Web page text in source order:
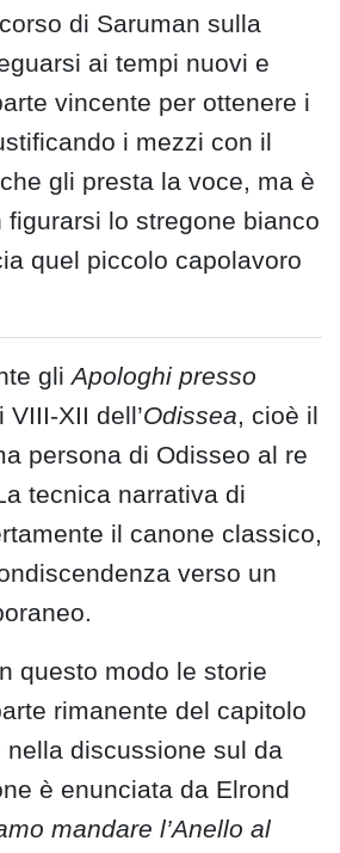
di Saruman sulla
ai tempi nuovi e
vincente per ottenere i
i mezzi con il
gli presta la voce, ma è
figurarsi lo stregone bianco
quel piccolo capolavoro
gliApologhi presso
VIII-XII dell’Odissea, cioè il
persona di Odisseo al re
tecnica narrativa di
il canone classico,
verso un
questo modo le storie
rimanente del capitolo
nella discussione sul da
è enunciata da Elrond
mandare l’Anello al